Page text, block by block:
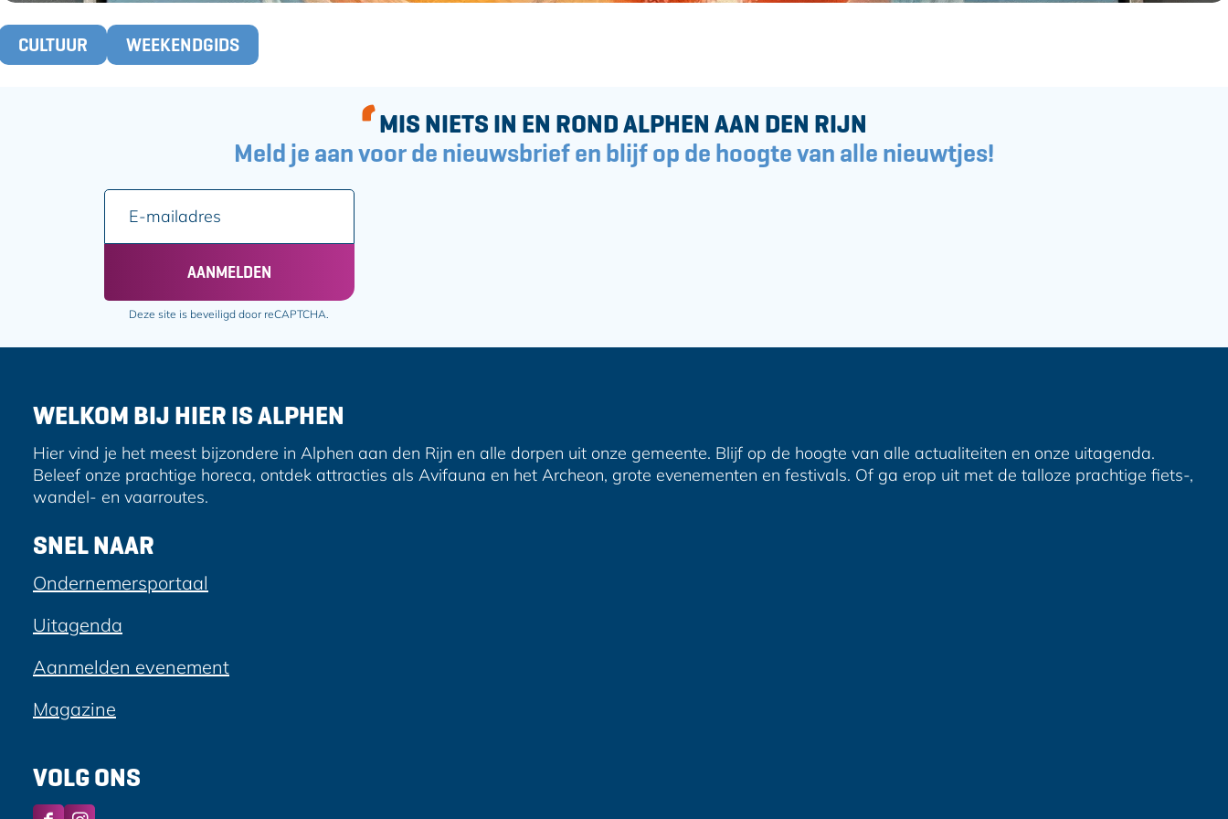
CULTUUR WEEKENDGIDS
MIS NIETS IN EN ROND ALPHEN AAN DEN RIJN
Meld je aan voor de nieuwsbrief en blijf op de hoogte van alle nieuwtjes!
E
m
l
d
s
AANMELDEN
Deze site is beveiligd door reCAPTCHA.
WELKOM BIJ HIER IS ALPHEN
Hier vind je het meest bijzondere in Alphen aan den Rijn en alle dorpen uit onze gemeente. Blijf op de hoogte van alle actualiteiten en onze uitagenda.
Beleef onze prachtige horeca, ontdek attracties als Avifauna en het Archeon, grote evenementen en festivals. Of ga erop uit met de talloze prachtige fiets-,
wandel- en vaarroutes.
SNEL NAAR
Ondernemersportaal
Uitagenda
Aanmelden evenement
Magazine
VOLG ONS